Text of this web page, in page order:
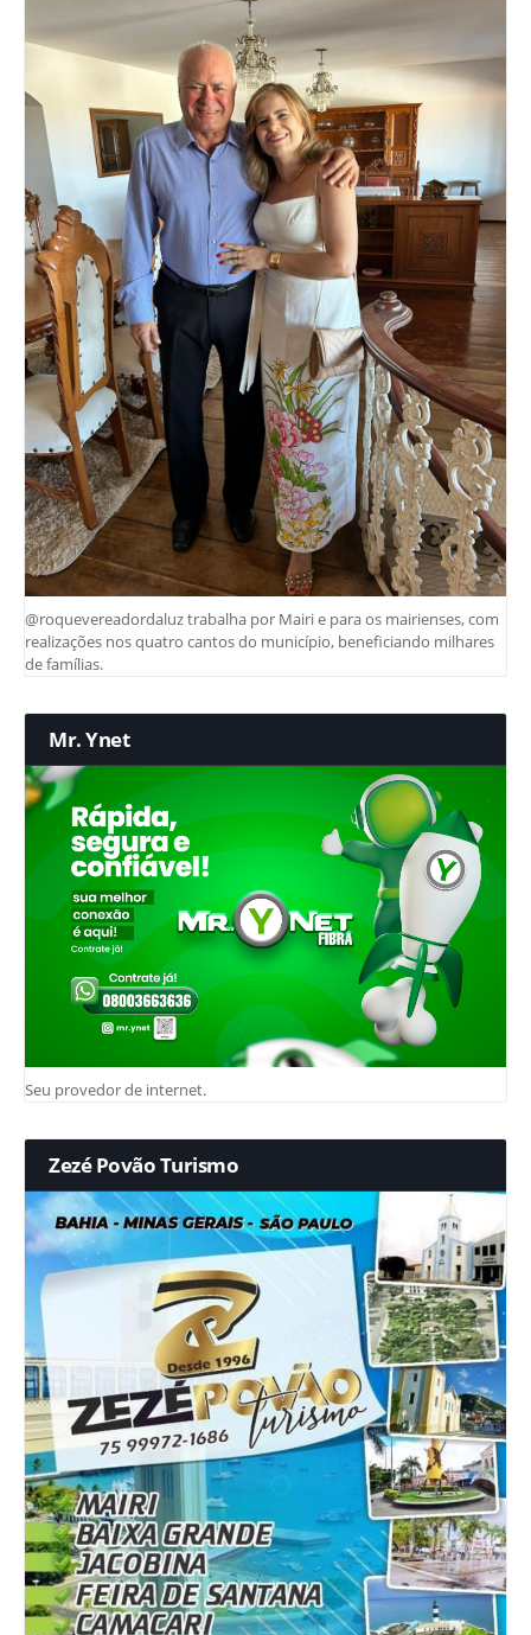
@roquevereadordaluz trabalha por Mairi e para os mairienses, com
realizações nos quatro cantos do município, beneficiando milhares
de famílias.
Mr. Ynet
Seu provedor de internet.
Zezé Povão Turismo